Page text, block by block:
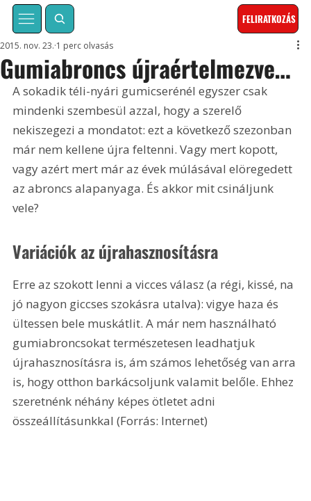
FELIRATKOZÁS
Gumiabroncs újraértelmezve…
2015. nov. 23. 1 perc olvasás
A sokadik téli-nyári gumicserénél egyszer csak
mindenki szembesül azzal, hogy a szerelő
nekiszegezi a mondatot: ezt a következő szezonban
már nem kellene újra feltenni. Vagy mert kopott,
vagy azért mert már az évek múlásával elöregedett
az abroncs alapanyaga. És akkor mit csináljunk
vele?
Variációk az újrahasznosításra
Erre az szokott lenni a vicces válasz (a régi, kissé, na
jó nagyon giccses szokásra utalva): vigye haza és
ültessen bele muskátlit. A már nem használható
gumiabroncsokat természetesen leadhatjuk
újrahasznosításra is, ám számos lehetőség van arra
is, hogy otthon barkácsoljunk valamit belőle. Ehhez
szeretnénk néhány képes ötletet adni
összeállításunkkal (Forrás: Internet)